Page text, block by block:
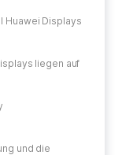
Huawei Displays
liegen auf
und die